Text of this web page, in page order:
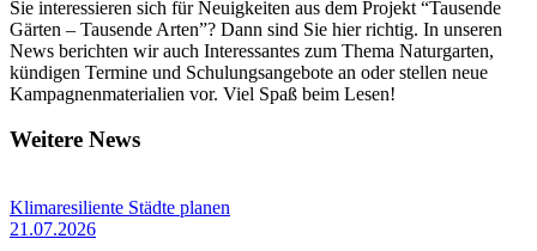
Sie interessieren sich für Neuigkeiten aus dem Projekt “Tausende
Gärten – Tausende Arten”? Dann sind Sie hier richtig. In unseren
News berichten wir auch Interessantes zum Thema Naturgarten,
kündigen Termine und Schulungsangebote an oder stellen neue
Kampagnenmaterialien vor. Viel Spaß beim Lesen!
Weitere News
Klimaresiliente Städte planen
21.07.2026